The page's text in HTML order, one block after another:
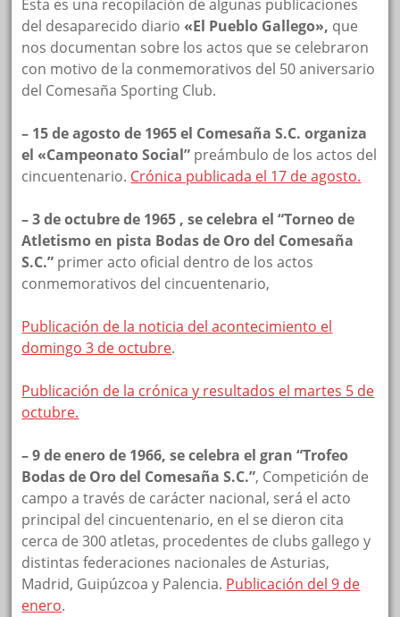
Esta es una recopilación de algunas publicaciones
del desaparecido diario«El Pueblo Gallego», que
nos documentan sobre los actos que se celebraron
con motivo de la conmemorativos del 50 aniversario
del Comesaña Sporting Club.
– 15 de agosto de 1965 el Comesaña S.C. organiza
el «Campeonato Social” preámbulo de los actos del
cincuentenario. Crónica publicada el 17 de agosto.
– 3 de octubre de 1965 , se celebra el “Torneo de
Atletismo en pista Bodas de Oro del Comesaña
S.C.” primer acto oficial dentro de los actos
conmemorativos del cincuentenario,
Publicación de la noticia del acontecimiento el
domingo 3 de octubre.
Publicación de la crónica y resultados el martes 5 de
octubre.
– 9 de enero de 1966, se celebra el gran “Trofeo
Bodas de Oro del Comesaña S.C.”, Competición de
campo a través de carácter nacional, será el acto
principal del cincuentenario, en el se dieron cita
cerca de 300 atletas, procedentes de clubs gallego y
distintas federaciones nacionales de Asturias,
Madrid, Guipúzcoa y Palencia. Publicación del 9 de
enero.